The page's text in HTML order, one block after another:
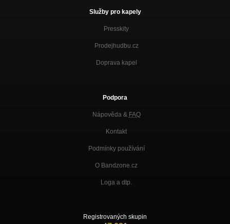
Služby pro kapely
Presskity
Prodejhudbu.cz
Doprava kapel
Podpora
Nápověda & FAQ
Kontakt
Podmínky používání
O Bandzone.cz
Loga a dtp.
Registrovaných skupin